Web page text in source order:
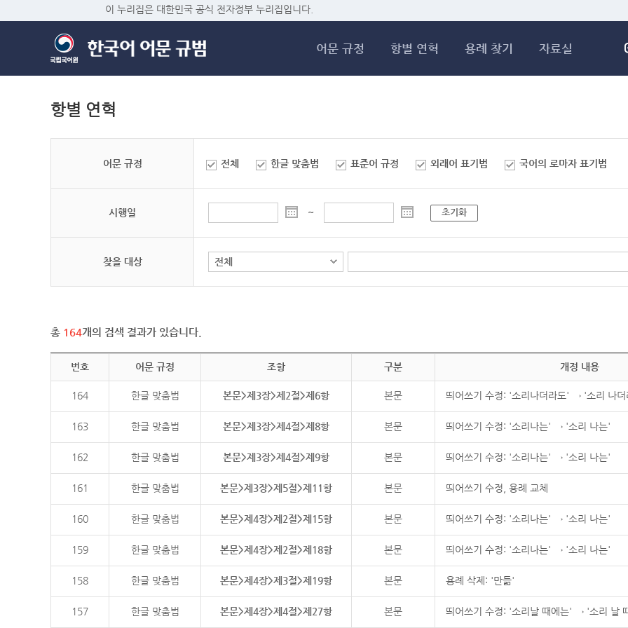
이 누리집은 대한민국 공식 전자정부 누리집입니다.
어문 규정 항별 연혁 용례 찾기 자료실
항별 연혁
어문 규정 전체 한글 맞춤법 표준어 규정 외래어 표기법 국어의 로마자 표기법
시행일 ~ 초기화
찾을 대상
총 164개의 검색 결과가 있습니다.
번호 어문 규정 조항 구분 개정 내용
164 한글 맞춤법 본문>제3장>제2절>제6항 본문 띄어쓰기 수정: '소리나더라도' → '소리 나더
163 한글 맞춤법 본문>제3장>제4절>제8항 본문 띄어쓰기 수정: '소리나는' → '소리 나는'
162 한글 맞춤법 본문>제3장>제4절>제9항 본문 띄어쓰기 수정: '소리나는' → '소리 나는'
161 한글 맞춤법 본문>제3장>제5절>제11항 본문 띄어쓰기 수정, 용례 교체
160 한글 맞춤법 본문>제4장>제2절>제15항 본문 띄어쓰기 수정: '소리나는' → '소리 나는'
159 한글 맞춤법 본문>제4장>제2절>제18항 본문 띄어쓰기 수정: '소리나는' → '소리 나는'
158 한글 맞춤법 본문>제4장>제3절>제19항 본문 용례 삭제: '만듦'
157 한글 맞춤법 본문>제4장>제4절>제27항 본문 띄어쓰기 수정: '소리날 때에는' → '소리 날